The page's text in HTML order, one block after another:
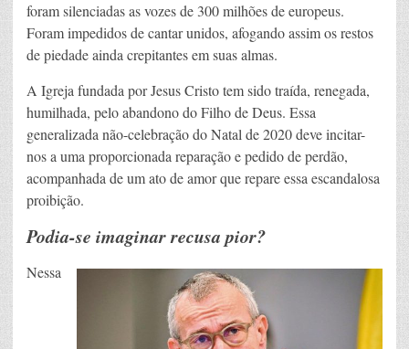
foram silenciadas as vozes de 300 milhões de europeus.
Foram impedidos de cantar unidos, afogando assim os restos
de piedade ainda crepitantes em suas almas.
A Igreja fundada por Jesus Cristo tem sido traída, renegada,
humilhada, pelo abandono do Filho de Deus. Essa
generalizada não-celebração do Natal de 2020 deve incitar-
nos a uma proporcionada reparação e pedido de perdão,
acompanhada de um ato de amor que repare essa escandalosa
proibição.
Podia-se imaginar recusa pior?
Nessa